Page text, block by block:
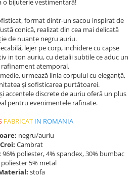
format dintr-un sacou inspirat de
conică, realizat din cea mai delicată
de nuanțe negru auriu.
lejer pe corp, inchidere cu capse
in ton auriu, cu detalii subtile ce aduc un
rafinament atemporal.
urmează linia corpului cu eleganță,
și sofisticarea purtătoarei.
accentele discrete de auriu oferă un plus
pentru evenimentele rafinate.
FABRICAT IN ROMANIA
negru/auriu
Croi: Cambrat
96% poliester, 4% spandex, 30% bumbac
poliester 5% metal
stofa